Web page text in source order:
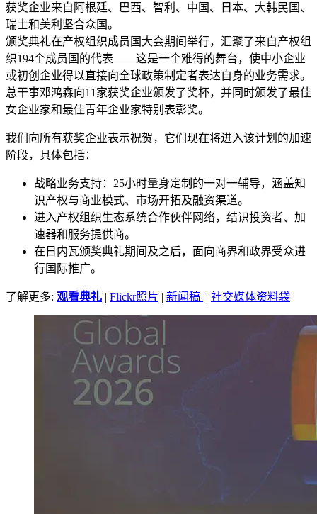
获奖企业来自阿根廷、巴西、智利、中国、日本、大韩民国、
瑞士和美利坚合众国。
颁奖典礼在产权组织成员国大会期间举行，汇聚了来自产权组
织194个成员国的代表——这是一个难得的舞台，使中小企业
或初创企业得以直接向全球政策制定者表达自身的业务需求。
总干事邓鸿森向11家获奖企业颁发了奖杯，并同时颁发了最佳
女企业家和最佳青年企业家特别表彰奖。
我们向所有获奖企业表示祝贺，它们现在将进入该计划的加速
阶段，具体包括：
战略业务支持：25小时量身定制的一对一辅导，涵盖知
识产权与商业模式、市场开拓及融资渠道。
进入产权组织生态系统合作伙伴网络，结识投资者、加
速器和服务提供商。
在日内瓦颁奖典礼期间及之后，面向商界和政界受众进
行国际推广。
了解更多: 观看典礼 | Flickr照片 | 新闻稿 | 社交媒体资料袋